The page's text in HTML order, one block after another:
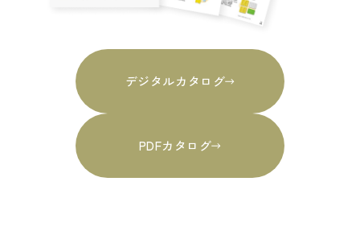
デジタルカタログ
PDFカタログ